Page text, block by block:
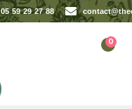
05 59 29 27 88
0